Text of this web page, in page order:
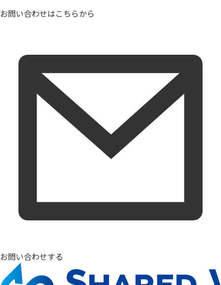
お問い合わせはこちらから
お問い合わせする